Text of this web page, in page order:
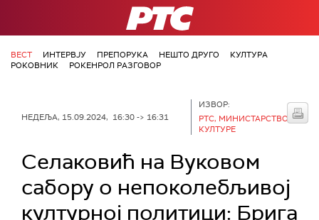
РТС
ВЕСТ ИНТЕРВЈУ ПРЕПОРУКА НЕШТО ДРУГО
КУЛТУРА
РОКОВНИК
РОКЕНРОЛ РАЗГОВОР
НЕДЕЉА, 15.09.2024, 16:30 -> 16:31
ИЗВОР:
РТС, МИНИСТАРСТВО
КУЛТУРЕ
Селаковић на Вуковом
сабору о непоколебљивој
културној политици: Брига